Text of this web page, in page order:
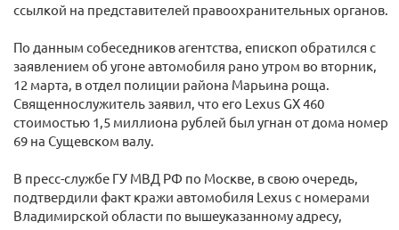
ссылкой на представителей правоохранительных органов.
По данным собеседников агентства, епископ обратился с
заявлением об угоне автомобиля рано утром во вторник,
12 марта, в отдел полиции района Марьина роща.
Священнослужитель заявил, что его Lexus GX 460
стоимостью 1,5 миллиона рублей был угнан от дома номер
69 на Сущевском валу.
В пресс-службе ГУ МВД РФ по Москве, в свою очередь,
подтвердили факт кражи автомобиля Lexus с номерами
Владимирской области по вышеуказанному адресу,